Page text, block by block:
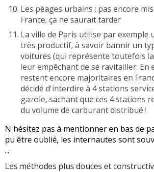
Les péages urbains : pas encore
France, ça ne saurait tarder
La ville de Paris utilise par exemple
très productif, à savoir bannir un
voitures (qui représente toutefois
leur empêchant de se ravitailler. En
restent encore majoritaires en
décidé d'interdire à 4 stations
gazole, sachant que ces 4 stations
du volume de carburant distribué !
N'hésitez pas à mentionner en bas de
pu être oublié, les internautes sont
...
Les méthodes plus douces et